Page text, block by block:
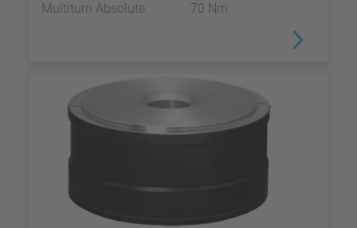
Multiturn Absolute 70 Nm